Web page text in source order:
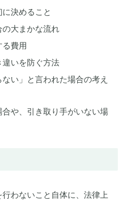
決めること
の大まかな流れ
費用
違いを防ぐ方法
い」と言われた場合の考え
や、引き取り手がいない場
わないこと自体に、法律上